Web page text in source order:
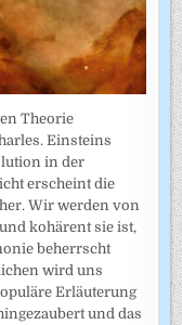
Theorie
Einsteins
in der
erscheint die
Wir werden von
kohärent sie ist,
beherrscht
wird uns
Erläuterung
und das